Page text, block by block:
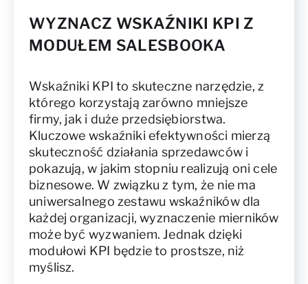
WYZNACZ WSKAŹNIKI KPI Z
MODUŁEM SALESBOOKA
Wskaźniki KPI to skuteczne narzędzie, z
którego korzystają zarówno mniejsze
firmy, jak i duże przedsiębiorstwa.
Kluczowe wskaźniki efektywności mierzą
skuteczność działania sprzedawców i
pokazują, w jakim stopniu realizują oni cele
biznesowe. W związku z tym, że nie ma
uniwersalnego zestawu wskaźników dla
każdej organizacji, wyznaczenie mierników
może być wyzwaniem. Jednak dzięki
modułowi KPI będzie to prostsze, niż
myślisz.